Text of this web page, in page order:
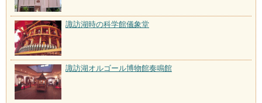
諏訪湖時の科学館儀象堂
諏訪湖オルゴール博物館奏鳴館